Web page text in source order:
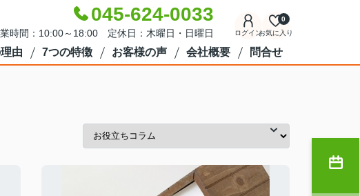
045-624-0033
時間：10:00～18:00 定休日：木曜日・日曜日 ログインお気に入り
0
由 7つの特徴 お客様の声 会社概要 問合せ